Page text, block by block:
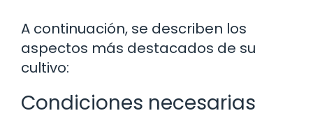
A continuación, se describen los
aspectos más destacados de su
cultivo:
Condiciones necesarias